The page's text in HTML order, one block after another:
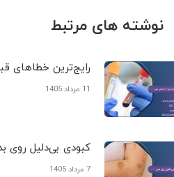
نوشته های مرتبط
رایج‌ترین خطاهای
11 مرداد 1405
کبودی‌ بی‌دلیل روی
7 مرداد 1405